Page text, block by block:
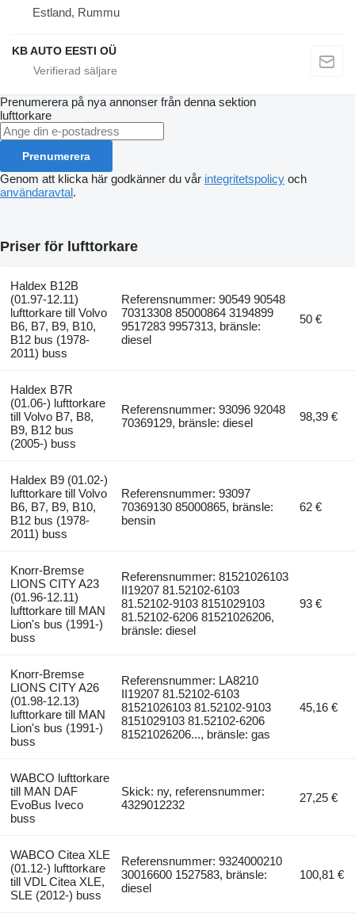
Estland, Rummu
KB AUTO EESTI OÜ
Prenumerera på nya annonser från denna sektion
lufttorkare
Prenumerera
Genom att klicka här godkänner du vår integritetspolicy och
användaravtal.
Priser för lufttorkare
Haldex B12B
(01.97-12.11)
lufttorkare till Volvo
B6, B7, B9, B10,
B12 bus (1978-
2011) buss
Referensnummer: 90549 90548
70313308 85000864 3194899
9517283 9957313, bränsle:
diesel
50 €
Haldex B7R
(01.06-) lufttorkare
till Volvo B7, B8,
B9, B12 bus
(2005-) buss
Referensnummer: 93096 92048
70369129, bränsle: diesel
98,39 €
Haldex B9 (01.02-)
lufttorkare till Volvo
B6, B7, B9, B10,
B12 bus (1978-
2011) buss
Referensnummer: 93097
70369130 85000865, bränsle:
bensin
62 €
Knorr-Bremse
LIONS CITY A23
(01.96-12.11)
lufttorkare till MAN
Lion's bus (1991-)
buss
Referensnummer: 81521026103
II19207 81.52102-6103
81.52102-9103 8151029103
81.52102-6206 81521026206,
bränsle: diesel
93 €
Knorr-Bremse
LIONS CITY A26
(01.98-12.13)
lufttorkare till MAN
Lion's bus (1991-)
buss
Referensnummer: LA8210
II19207 81.52102-6103
81521026103 81.52102-9103
8151029103 81.52102-6206
81521026206..., bränsle: gas
45,16 €
WABCO lufttorkare
till MAN DAF
EvoBus Iveco
buss
Skick: ny, referensnummer:
4329012232
27,25 €
WABCO Citea XLE
(01.12-) lufttorkare
till VDL Citea XLE,
SLE (2012-) buss
Referensnummer: 9324000210
30016600 1527583, bränsle:
diesel
100,81 €